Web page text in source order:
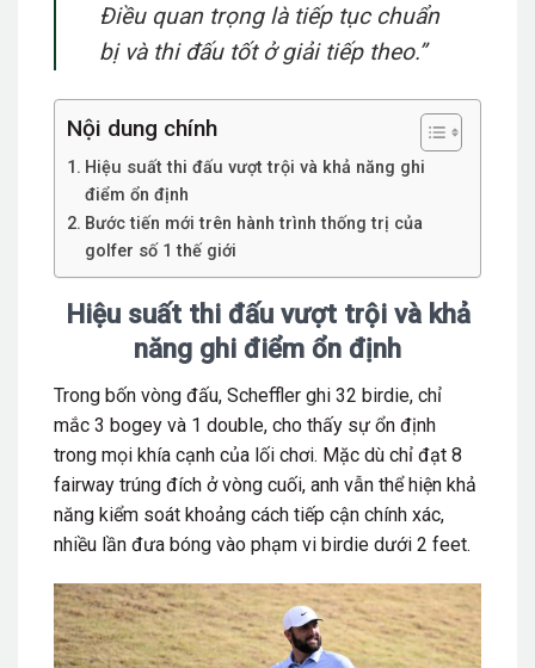
Điều quan trọng là tiếp tục chuẩn
bị và thi đấu tốt ở giải tiếp theo.”
Nội dung chính
Hiệu suất thi đấu vượt trội và khả năng ghi
điểm ổn định
Bước tiến mới trên hành trình thống trị của
golfer số 1 thế giới
Hiệu suất thi đấu vượt trội và khả
năng ghi điểm ổn định
Trong bốn vòng đấu, Scheffler ghi 32 birdie, chỉ
mắc 3 bogey và 1 double, cho thấy sự ổn định
trong mọi khía cạnh của lối chơi. Mặc dù chỉ đạt 8
fairway trúng đích ở vòng cuối, anh vẫn thể hiện khả
năng kiểm soát khoảng cách tiếp cận chính xác,
nhiều lần đưa bóng vào phạm vi birdie dưới 2 feet.